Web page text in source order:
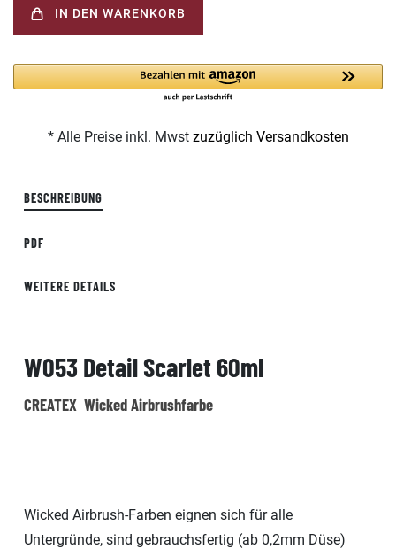
IN DEN WARENKORB
* Alle Preise inkl. Mwst zuzüglich Versandkosten
BESCHREIBUNG
PDF
WEITERE DETAILS
W053 Detail Scarlet 60ml
CREATEX Wicked Airbrushfarbe
Wicked Airbrush-Farben eignen sich für alle
Untergründe, sind gebrauchsfertig (ab 0,2mm Düse)